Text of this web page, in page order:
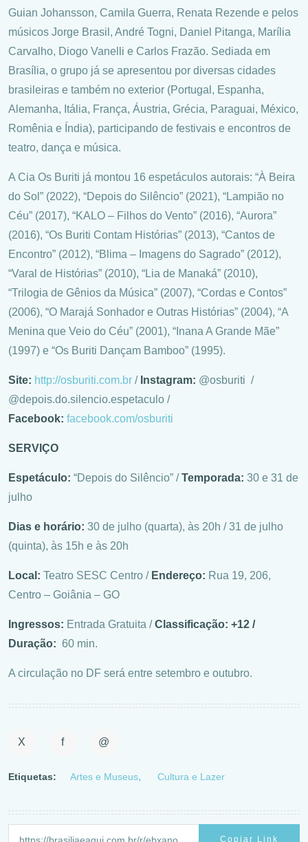
Guian Johansson, Camila Guerra, Renata Rezende e pelos
músicos Jorge Brasil, André Togni, Daniel Pitanga, Marília
Carvalho, Diogo Vanelli e Carlos Frazão. Sediada em
Brasília, o grupo já se apresentou por diversas cidades
brasileiras e também no exterior (Portugal, Espanha,
Alemanha, Itália, França, Áustria, Grécia, Paraguai, México,
Romênia e Índia), participando de festivais e encontros de
teatro, dança e música.
A Cia Os Buriti já montou 16 espetáculos autorais: “À Beira
do Sol” (2022), “Depois do Silêncio” (2021), “Lampião no
Céu” (2017), “KALO – Filhos do Vento” (2016), “Aurora”
(2016), “Os Buriti Contam Histórias” (2013), “Cantos de
Encontro” (2012), “Blima – Imagens do Sagrado” (2012),
“Varal de Histórias” (2010), “Lia de Manaká” (2010),
“Trilogia de Gênios da Música” (2007), “Cordas e Contos”
(2006), “O Marajá Sonhador e Outras Histórias” (2004), “A
Menina que Veio do Céu” (2001), “Inana A Grande Mãe”
(1997) e “Os Buriti Dançam Bamboo” (1995).
Site: http://osburiti.com.br / Instagram: @osburiti /
@depois.do.silencio.espetaculo /
Facebook: facebook.com/osburiti
SERVIÇO
Espetáculo: “Depois do Silêncio” /Temporada: 30 e 31 de
julho
Dias e horário: 30 de julho (quarta), às 20h / 31 de julho
(quinta), às 15h e às 20h
Local: Teatro SESC Centro / Endereço: Rua 19, 206,
Centro – Goiânia – GO
Ingressos: Entrada Gratuita /Classificação: +12 /
Duração: 60 min.
A circulação no DF será entre setembro e outubro.
X f @
Etiquetas: Artes e Museus Cultura e Lazer
Copiar Link